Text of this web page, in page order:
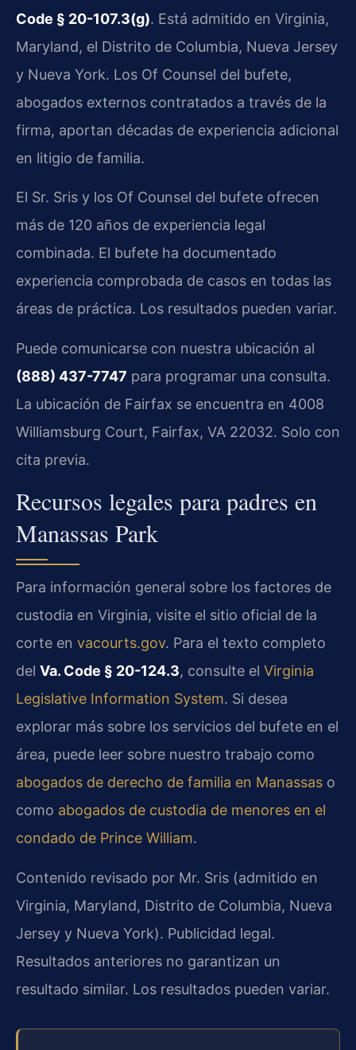
Code § 20-107.3(g). Está admitido en Virginia,
Maryland, el Distrito de Columbia, Nueva Jersey
y Nueva York. Los Of Counsel del bufete,
abogados externos contratados a través de la
firma, aportan décadas de experiencia adicional
en litigio de familia.
El Sr. Sris y los Of Counsel del bufete ofrecen
más de 120 años de experiencia legal
combinada. El bufete ha documentado
experiencia comprobada de casos en todas las
áreas de práctica. Los resultados pueden variar.
Puede comunicarse con nuestra ubicación al
(888) 437-7747 para programar una consulta.
La ubicación de Fairfax se encuentra en 4008
Williamsburg Court, Fairfax, VA 22032. Solo con
cita previa.
Recursos legales para padres en
Manassas Park
Para información general sobre los factores de
custodia en Virginia, visite el sitio oficial de la
corte en vacourts.gov. Para el texto completo
del Va. Code § 20-124.3, consulte el Virginia
Legislative Information System. Si desea
explorar más sobre los servicios del bufete en el
área, puede leer sobre nuestro trabajo como
abogados de derecho de familia en Manassas o
como abogados de custodia de menores en el
condado de Prince William.
Contenido revisado por Mr. Sris (admitido en
Virginia, Maryland, Distrito de Columbia, Nueva
Jersey y Nueva York). Publicidad legal.
Resultados anteriores no garantizan un
resultado similar. Los resultados pueden variar.